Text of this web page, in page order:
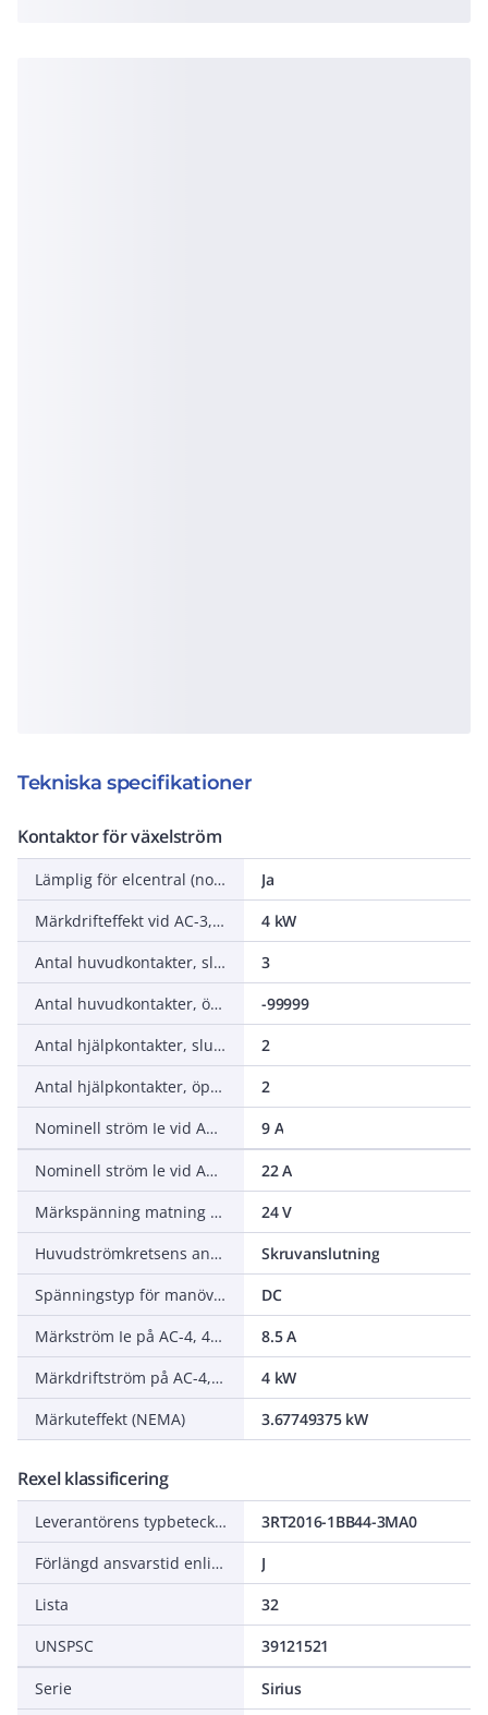
Tekniska specifikationer
Kontaktor för växelström
Lämplig för elcentral (normutförande)
Ja
Märkdrifteffekt vid AC-3, 400 V
4 kW
Antal huvudkontakter, slutande (NO - normalt öppna)
3
Antal huvudkontakter, öppnande (NC - normalt stängda)
-99999
Antal hjälpkontakter, slutande (NO - normalt öppna)
2
Antal hjälpkontakter, öppnande (NC - normalt stängda)
2
Nominell ström Ie vid AC-3, 400 V
9 A
Nominell ström le vid AC-1, 400 V
22 A
Märkspänning matning vid DC
24 V
Huvudströmkretsens anslutningssätt
Skruvanslutning
Spänningstyp för manöver
DC
Märkström Ie på AC-4, 400 V
8.5 A
Märkdriftström på AC-4, 400 V
4 kW
Märkuteffekt (NEMA)
3.67749375 kW
Rexel klassificering
Leverantörens typbeteckning
3RT2016-1BB44-3MA0
Förlängd ansvarstid enligt ALEM-09
J
Lista
32
UNSPSC
39121521
Serie
Sirius